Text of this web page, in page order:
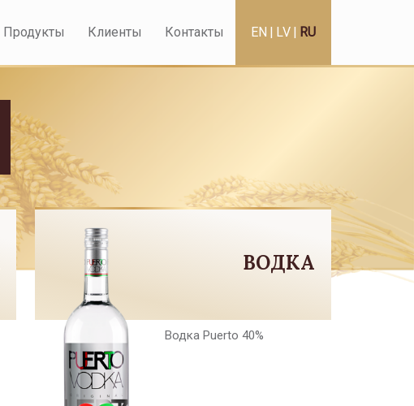
EN | LV | RU
Продукты Клиенты Контакты
ВОДКА
Водка Puerto 40%